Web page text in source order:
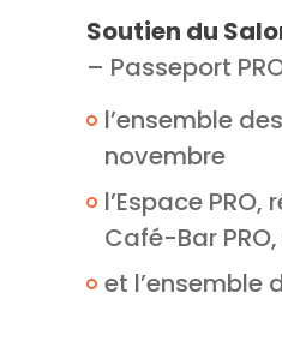
Soutien du
– Passeport
l’ensemble
novembre
l’Espace
Café-Bar
et l’ensemble